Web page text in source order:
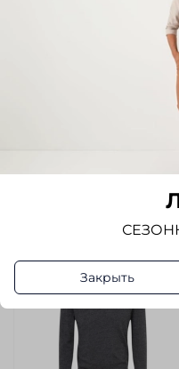
Обхват груди (Без категории)
Закрыть